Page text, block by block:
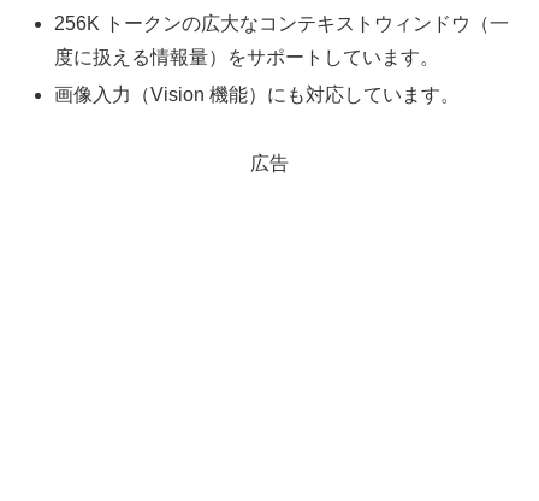
256K トークンの広大なコンテキストウィンドウ（一
度に扱える情報量）をサポートしています。
画像入力（Vision 機能）にも対応しています。
広告